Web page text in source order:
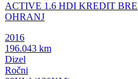
ACTIVE 1.6 HDI KREDIT
OHRANJ
2016
196.043 km
Dizel
Ročni